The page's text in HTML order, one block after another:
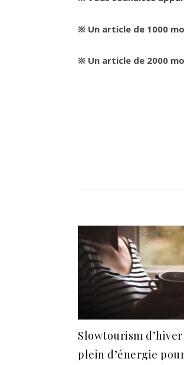
※ Un article de 1000
※ Un article de 2000
Slowtourism d’hiver
plein d’énergie